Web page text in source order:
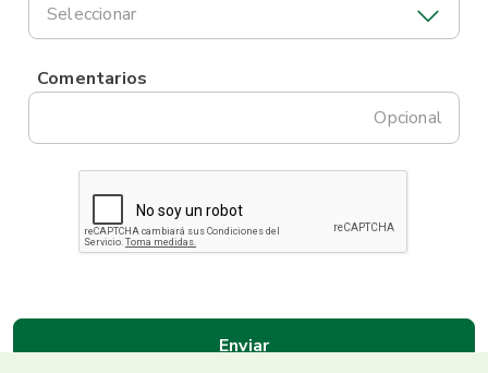
Seleccionar
Comentarios
Opcional